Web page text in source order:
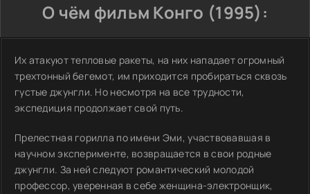
О чём фильм Конго (1995):
Их атакуют тепловые ракеты, на них нападает огромный
трехтонный бегемот, им приходится пробираться сквозь
густые джунгли. Но несмотря на все трудности,
экспедиция продолжает свой путь.
Прелестная горилла по имени Эми, участвовавшая в
научном эксперименте, возвращается в свои родные
джунгли. За ней следуют романтический молодой
профессор, уверенная в себе женщина-электронщик,